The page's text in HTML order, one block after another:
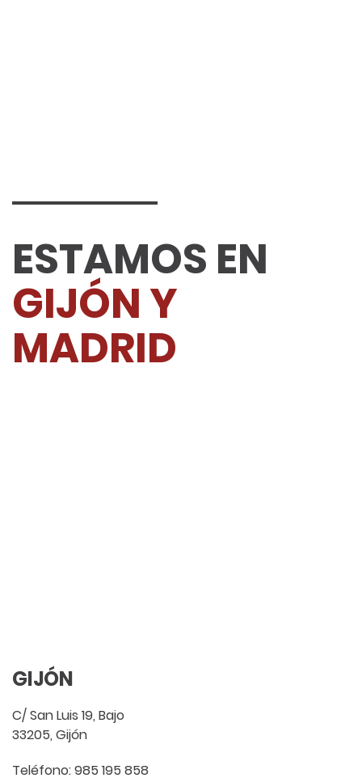
ESTAMOS EN
GIJÓN Y
MADRID
GIJÓN
C/ San Luis 19, Bajo
33205, Gijón
Teléfono: 985 195 858